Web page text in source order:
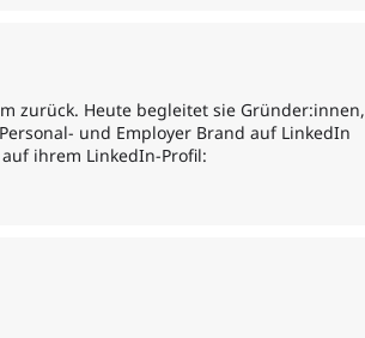
zurück. Heute begleitet sie Gründer:innen,
und Employer Brand auf LinkedIn
ihrem LinkedIn-Profil: